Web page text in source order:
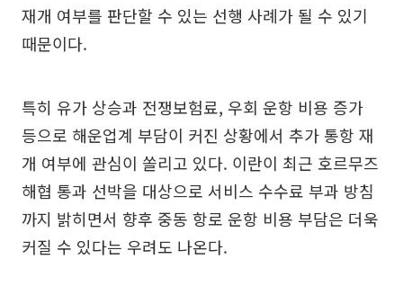
재개 여부를 판단할 수 있는 선행 사례가 될 수 있기
때문이다.
특히 유가 상승과 전쟁보험료, 우회 운항 비용 증가
등으로 해운업계 부담이 커진 상황에서 추가 통항 재
개 여부에 관심이 쏠리고 있다. 이란이 최근 호르무즈
해협 통과 선박을 대상으로 서비스 수수료 부과 방침
까지 밝히면서 향후 중동 항로 운항 비용 부담은 더욱
커질 수 있다는 우려도 나온다.